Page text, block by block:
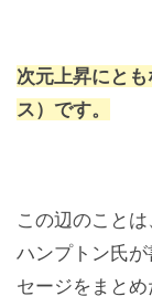
次元上昇にと
ス）です。
この辺のこと
ハンプトン氏
セージをまとめ